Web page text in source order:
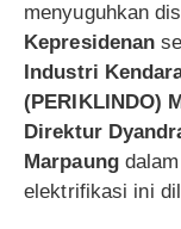
menyuguhkan
Kepresidenan
Industri
(PERIKLINDO)
Direktur
Marpaung
elektrifikasi ini